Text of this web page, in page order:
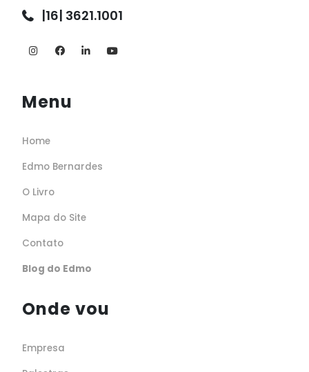
|16| 3621.1001
Menu
Home
Edmo Bernardes
O Livro
Mapa do Site
Contato
Blog do Edmo
Onde vou
Empresa